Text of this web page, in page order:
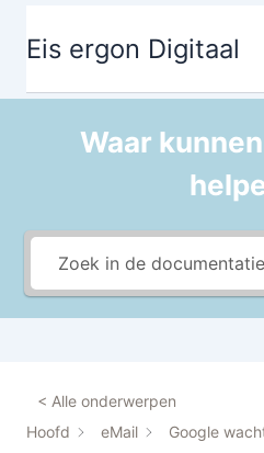
inhoud
naar
inhoud
Eis ergon Digitaal
Waar
< Alle onderwerpen
Hoofd
eMail Google